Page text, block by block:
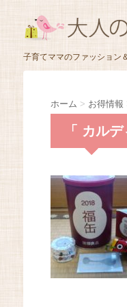
子育てママのファッション
ホーム > お得情報
「 カル